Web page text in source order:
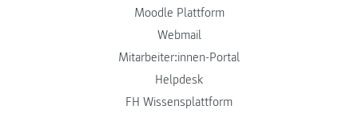
Moodle Plattform
Webmail
Mitarbeiter:innen-Portal
Helpdesk
FH Wissensplattform